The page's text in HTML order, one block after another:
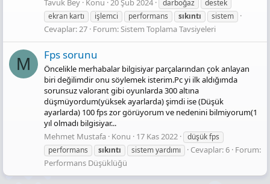
Tavuk Bey Konu 20 Şub 2024 darboğaz
destek
ekran kartı
işlemci performans sıkıntı sistem
Cevaplar: 27 Forum:Sistem Toplama Tavsiyeleri
M Fps sorunu
Öncelikle merhabalar bilgisiyar parçalarından çok anlayan
biri değilimdir onu söylemek isterim.Pc yi ilk aldığımda
sorunsuz valorant gibi oyunlarda 300 altına
düşmüyordum(yüksek ayarlarda) şimdi ise (Düşük
ayarlarda) 100 fps zor görüyorum ve nedenini bilmiyorum(1
yıl olmadı bilgisiyar...
Mehmet Mustafa Konu 17 Kas 2022
düşük fps
performans
sıkıntı sistem yardımı Cevaplar: 6 Forum:
Performans Düşüklüğü